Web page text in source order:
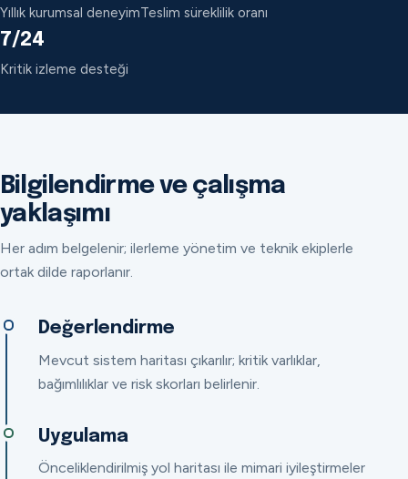
Yıllık kurumsal deneyimTeslim süreklilik oranı
7/24
Kritik izleme desteği
Bilgilendirme ve çalışma
yaklaşımı
Her adım belgelenir; ilerleme yönetim ve teknik ekiplerle
ortak dilde raporlanır.
Değerlendirme
Mevcut sistem haritası çıkarılır; kritik varlıklar,
bağımlılıklar ve risk skorları belirlenir.
Uygulama
Önceliklendirilmiş yol haritası ile mimari iyileştirmeler